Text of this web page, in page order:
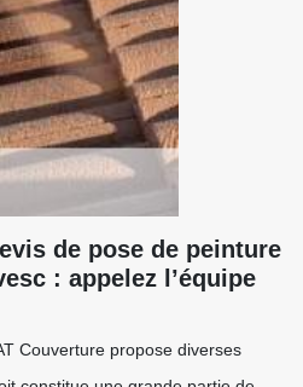
de pose de peinture
: appelez l’équipe
Couverture propose diverses